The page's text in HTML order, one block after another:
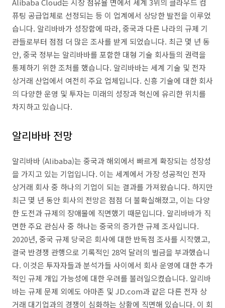
Alibaba Cloud는 시장 점유율 면에서 세계 3위의 클라우드 컴
퓨팅 공급업체로 선정되는 등 이 업계에서 상당한 발전을 이루었
습니다. 알리바바가 성장함에 따라, 중국과 다른 나라의 규제 기
관들로부터 점점 더 많은 조사를 받게 되었습니다. 최근 몇 년 동
안, 중국 정부는 알리바바를 포함한 대형 기술 회사들의 권력을
통제하기 위한 조처를 했습니다. 알리바바는 세계 기술 및 전자
상거래 산업에서 여전히 주요 업체입니다. 신흥 기술에 대한 회사
의 다양한 운영 및 투자는 미래의 성장과 혁신에 유리한 위치를
차지하고 있습니다.
알리바바 전망
알리바바 (Alibaba)는 중국과 해외에서 빠르게 확장되는 성장성
을 가지고 있는 기업입니다. 이는 세계에서 가장 성공적인 전자
상거래 회사 중 하나의 기업이 되는 결과를 가져왔습니다. 하지만
최근 몇 년 동안 회사의 전망은 점점 더 불확실해졌고, 이는 다양
한 도전과 규제의 장애물에 직면했기 때문입니다. 알리바바가 직
면한 주요 관심사 중 하나는 중국의 증가한 규제 조사입니다.
2020년, 중국 규제 당국은 회사에 대한 반독점 조사를 시작했고,
결국 반경쟁 관행으로 기록적인 28억 달러의 벌금을 부과했습니
다. 이것은 투자자들과 분석가들 사이에서 회사 운영에 대한 추가
적인 규제 개입 가능성에 대한 우려를 불러일으켰습니다. 알리바
바는 규제 문제 외에도 아마존 및 JD.com과 같은 다른 전자 상
거래 대기업과의 경쟁이 심화하는 상황에 직면해 있습니다. 이 회